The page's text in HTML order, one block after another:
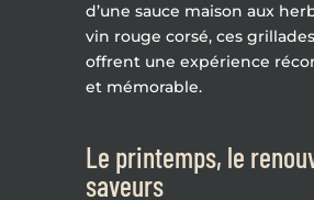
d’une sauce maison aux
vin rouge corsé, ces
offrent une expérience
et mémorable.
Le printemps, le
saveurs